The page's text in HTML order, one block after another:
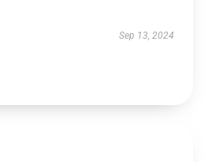
Sep 13, 2024